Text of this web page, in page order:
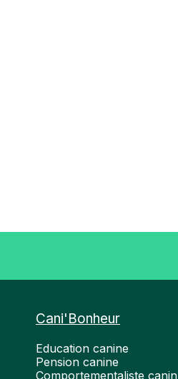
Cani'Bonheur
Education canine
Pension canine
Comportementaliste canin